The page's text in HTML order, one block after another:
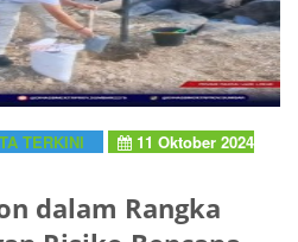
TERKINI
11 Oktober 2024
dalam Rangka